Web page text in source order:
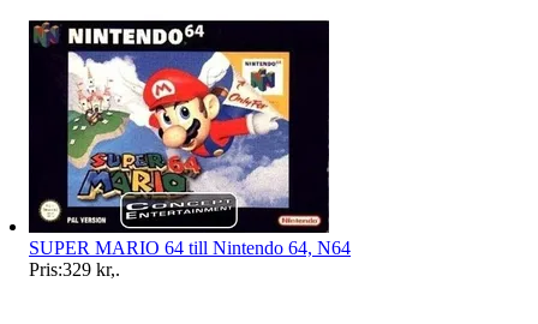
SUPER MARIO 64 till Nintendo 64, N64
Pris:329 kr,.